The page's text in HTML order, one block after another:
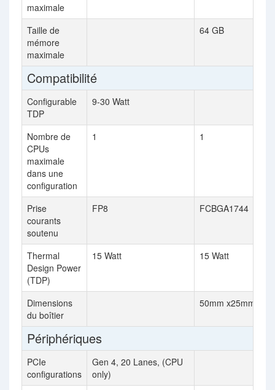
maximale
Taille de
mémore
maximale
64 GB
Compatibilité
Configurable
TDP
9-30 Watt
Nombre de
CPUs
maximale
dans une
configuration
1 1
Prise
courants
soutenu
FP8 FCBGA1744
Thermal
Design Power
(TDP)
15 Watt 15 Watt
Dimensions
du boîtier
50mm x25mm
Périphériques
PCIe
configurations
Gen 4, 20 Lanes, (CPU
only)